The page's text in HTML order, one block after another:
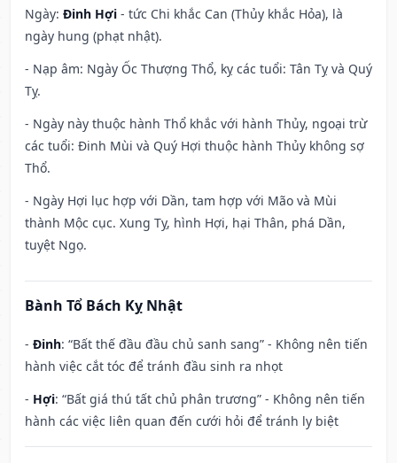
Ngày: Đinh Hợi - tức Chi khắc Can (Thủy khắc Hỏa), là
ngày hung (phạt nhật).
- Nạp âm: Ngày Ốc Thượng Thổ, kỵ các tuổi: Tân Tỵ và Quý
Tỵ.
- Ngày này thuộc hành Thổ khắc với hành Thủy, ngoại trừ
các tuổi: Đinh Mùi và Quý Hợi thuộc hành Thủy không sợ
Thổ.
- Ngày Hợi lục hợp với Dần, tam hợp với Mão và Mùi
thành Mộc cục. Xung Tỵ, hình Hợi, hại Thân, phá Dần,
tuyệt Ngọ.
Bành Tổ Bách Kỵ Nhật
- Đinh: “Bất thế đầu đầu chủ sanh sang” - Không nên tiến
hành việc cắt tóc để tránh đầu sinh ra nhọt
- Hợi: “Bất giá thú tất chủ phân trương” - Không nên tiến
hành các việc liên quan đến cưới hỏi để tránh ly biệt